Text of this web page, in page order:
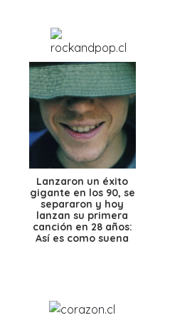
Lanzaron un éxito
gigante en los 90, se
separaron y hoy
lanzan su primera
canción en 28 años:
Así es como suena